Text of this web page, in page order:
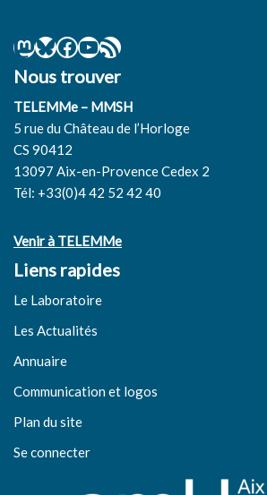
Nous trouver
TELEMMe – MMSH
5 rue du Château de l’Horloge
CS 90412
13097 Aix-en-Provence Cedex 2
Tél: +33(0)4 42 52 42 40
Venir à TELEMMe
Liens rapides
Le Laboratoire
Les Actualités
Annuaire
Communication et logos
Plan du site
Se connecter